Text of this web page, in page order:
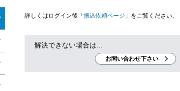
詳しくはログイン後「 振込依頼ページ 」をご覧ください。
解決できない場合は...
お問い合わせ下さい